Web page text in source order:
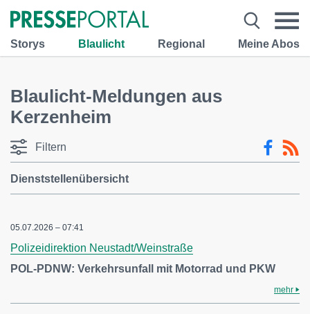
Storys Blaulicht Regional Meine Abos
Blaulicht-Meldungen aus
Kerzenheim
Filtern
Dienststellenübersicht
05.07.2026 – 07:41
Polizeidirektion Neustadt/Weinstraße
POL-PDNW: Verkehrsunfall mit Motorrad und PKW
mehr